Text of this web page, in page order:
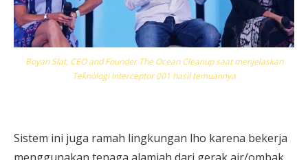
Boyan Slat, CEO and Founder The Ocean Cleanup saat menjelaskan
Teknologi Interceptor 001 hasil temuannya
Sistem ini juga ramah lingkungan lho karena bekerja
menggunakan tenaga alamiah dari gerak air/ombak